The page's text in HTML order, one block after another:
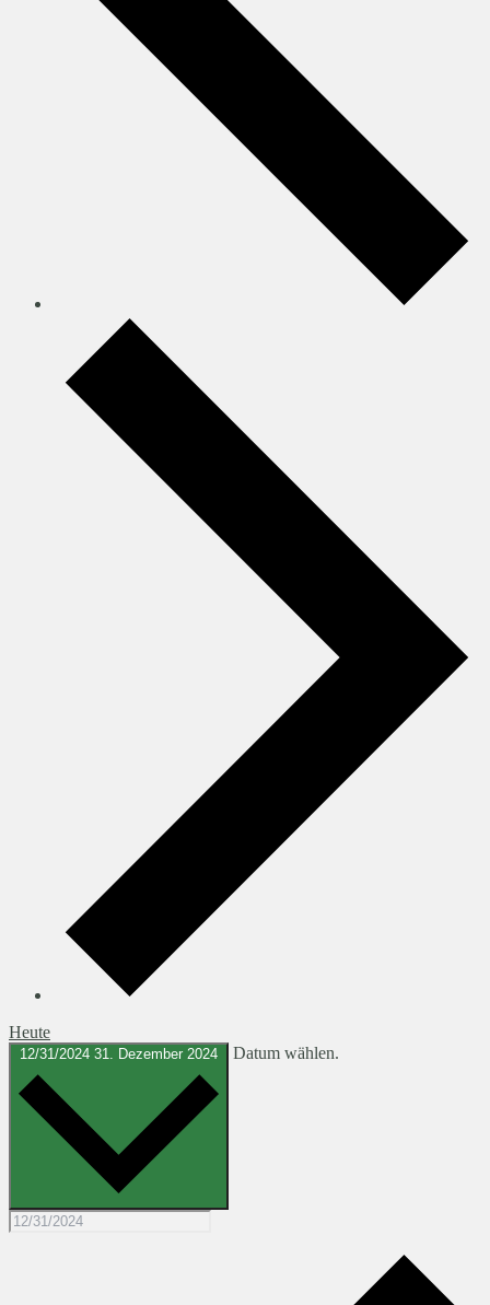
Heute
12/31/2024 31. Dezember 2024 Datum wählen.